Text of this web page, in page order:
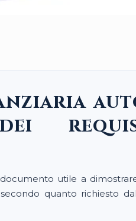
dei
utile a
quanto richiesto